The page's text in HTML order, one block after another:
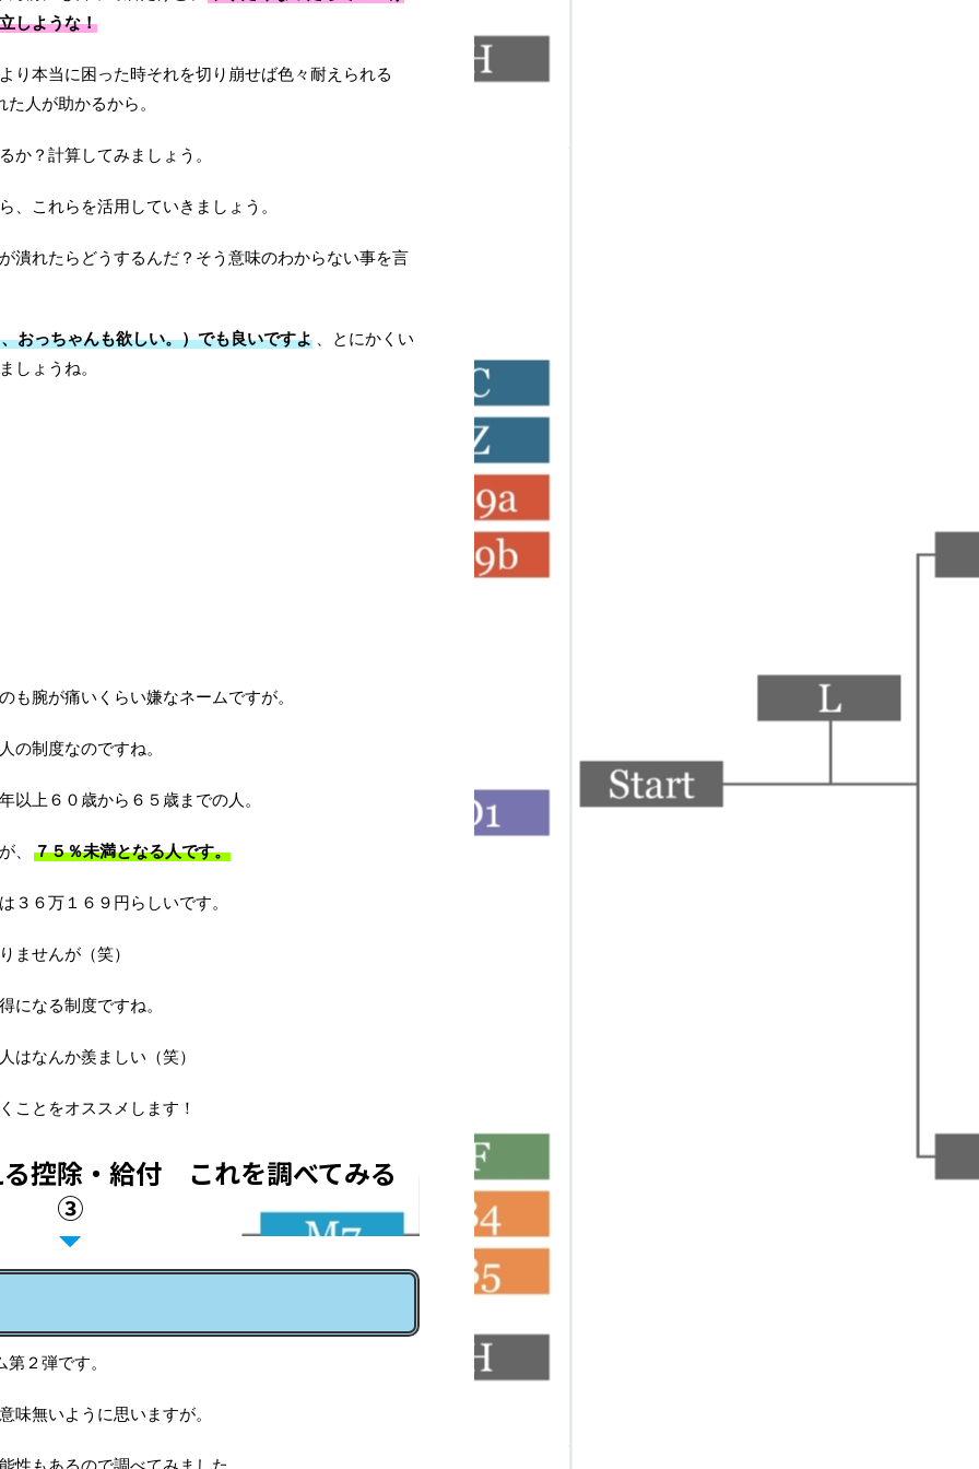
しような！
り本当に困った時それを切り崩せば色々耐えられる
人が助かるから。
か？計算してみましょう。
、これらを活用していきましょう。
潰れたらどうするんだ？そう意味のわからない事を言
おっちゃんも欲しい。）でも良いですよ
、とにかくい
しょうね。
も腕が痛いくらい嫌なネームですが。
の制度なのですね。
以上６０歳から６５歳までの人。
、 ７５％未満となる人です。
３６万１６９円らしいです。
ませんが（笑）
になる制度ですね。
はなんか羨ましい（笑）
ことをオススメします！
控除・給付 これを調べてみる
③
２弾です。
味無いように思いますが。